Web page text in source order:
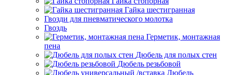
Гайка шестигранная
Гвозди для пневматического молотка
Гвоздь
Герметик, монтажная
пена
Дюбель для полых стен
Дюбель резьбовой
Дюбель